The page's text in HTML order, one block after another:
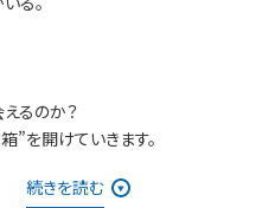
るのか？
”を開けていきます。
タウン」TOPページの
続きを読む